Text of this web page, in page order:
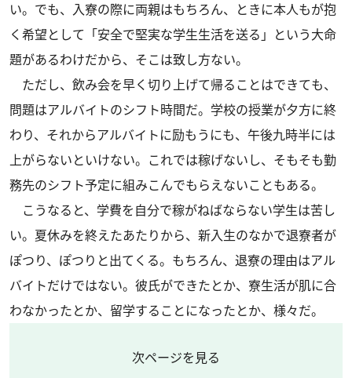
い。でも、入寮の際に両親はもちろん、ときに本人もが抱
く希望として「安全で堅実な学生生活を送る」という大命
題があるわけだから、そこは致し方ない。
ただし、飲み会を早く切り上げて帰ることはできても、
問題はアルバイトのシフト時間だ。学校の授業が夕方に終
わり、それからアルバイトに励もうにも、午後九時半には
上がらないといけない。これでは稼げないし、そもそも勤
務先のシフト予定に組みこんでもらえないこともある。
こうなると、学費を自分で稼がねばならない学生は苦し
い。夏休みを終えたあたりから、新入生のなかで退寮者が
ぽつり、ぽつりと出てくる。もちろん、退寮の理由はアル
バイトだけではない。彼氏ができたとか、寮生活が肌に合
わなかったとか、留学することになったとか、様々だ。
次ページを見る